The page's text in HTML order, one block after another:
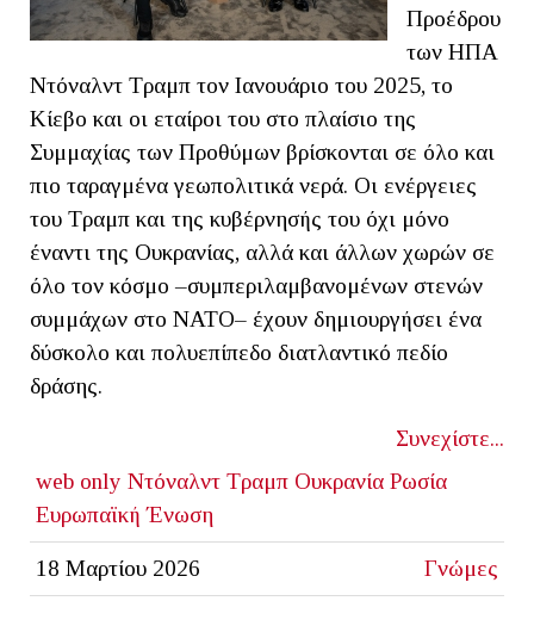
Προέδρου
των ΗΠΑ
Ντόναλντ Τραμπ τον Ιανουάριο του 2025, το
Κίεβο και οι εταίροι του στο πλαίσιο της
Συμμαχίας των Προθύμων βρίσκονται σε όλο και
πιο ταραγμένα γεωπολιτικά νερά. Οι ενέργειες
του Τραμπ και της κυβέρνησής του όχι μόνο
έναντι της Ουκρανίας, αλλά και άλλων χωρών σε
όλο τον κόσμο –συμπεριλαμβανομένων στενών
συμμάχων στο ΝΑΤΟ– έχουν δημιουργήσει ένα
δύσκολο και πολυεπίπεδο διατλαντικό πεδίο
δράσης.
Συνεχίστε...
web only Ντόναλντ Τραμπ Ουκρανία Ρωσία
Ευρωπαϊκή Ένωση
18 Μαρτίου 2026 Γνώμες